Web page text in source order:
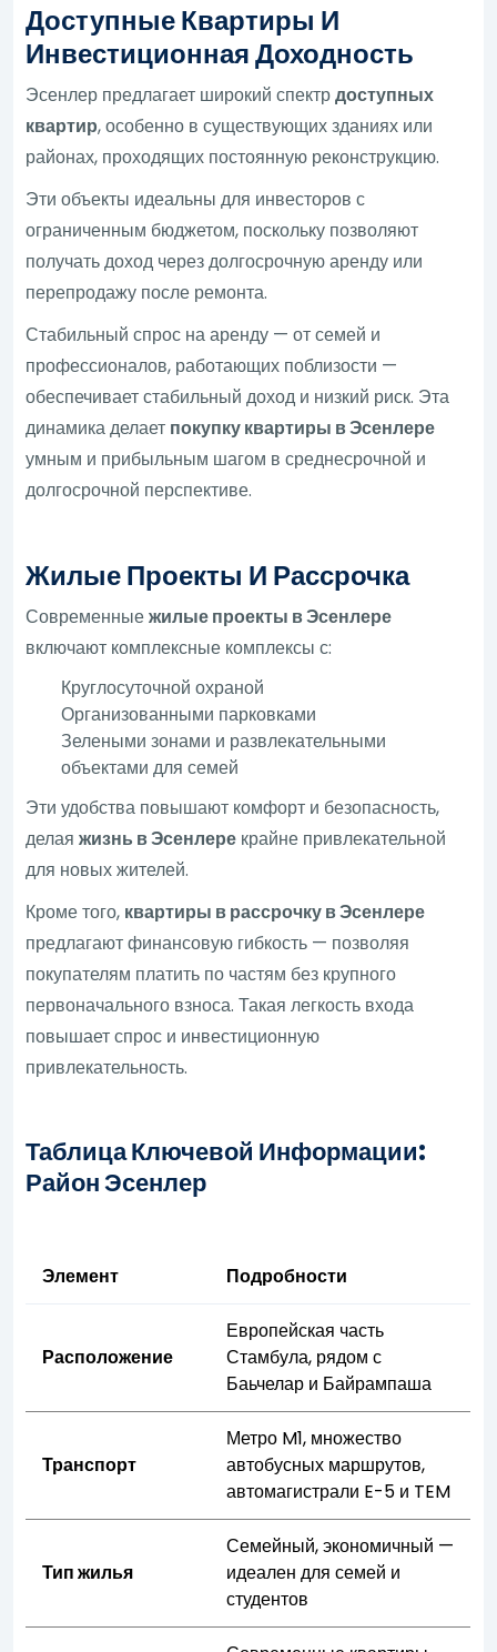
Доступные Квартиры И
Инвестиционная Доходность
Эсенлер предлагает широкий спектрдоступных
квартир, особенно в существующих зданиях или
районах, проходящих постоянную реконструкцию.
Эти объекты идеальны для инвесторов с
ограниченным бюджетом, поскольку позволяют
получать доход через долгосрочную аренду или
перепродажу после ремонта.
Стабильный спрос на аренду — от семей и
профессионалов, работающих поблизости —
обеспечивает стабильный доход и низкий риск. Эта
динамика делает покупку квартиры в Эсенлере
умным и прибыльным шагом в среднесрочной и
долгосрочной перспективе.
Жилые Проекты И Рассрочка
Современныежилые проекты в Эсенлере
включают комплексные комплексы с:
Круглосуточной охраной
Организованными парковками
Зелеными зонами и развлекательными
объектами для семей
Эти удобства повышают комфорт и безопасность,
делаяжизнь в Эсенлере крайне привлекательной
для новых жителей.
Кроме того, квартиры в рассрочку в Эсенлере
предлагают финансовую гибкость — позволяя
покупателям платить по частям без крупного
первоначального взноса. Такая легкость входа
повышает спрос и инвестиционную
привлекательность.
Таблица Ключевой Информации:
Район Эсенлер
Элемент Подробности
Расположение
Европейская часть
Стамбула, рядом с
Баьчелар и Байрампаша
Транспорт
Метро M1, множество
автобусных маршрутов,
автомагистрали E-5 и TEM
Тип жилья
Семейный, экономичный —
идеален для семей и
студентов